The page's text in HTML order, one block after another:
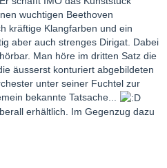
wuchtigen Beethoven
kräftige Klangfarben und ein
aber auch strenges Dirigat. Dabei
Man höre im dritten Satz die
äusserst konturiert abgebildeten
unter seiner Fuchtel zur
bekannte Tatsache...
erhältlich. Im Gegenzug dazu